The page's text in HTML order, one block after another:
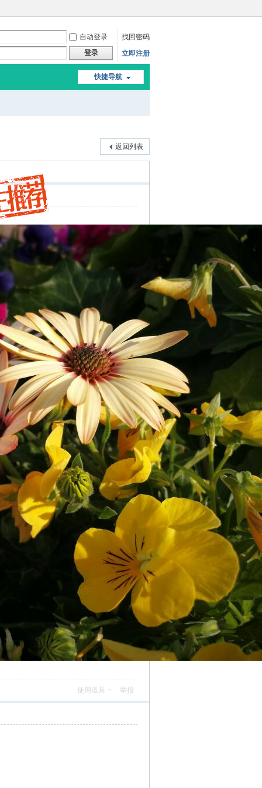
自动登录
找回密码
登录 立即注册
快捷导航
返回列表
使用道具 举报